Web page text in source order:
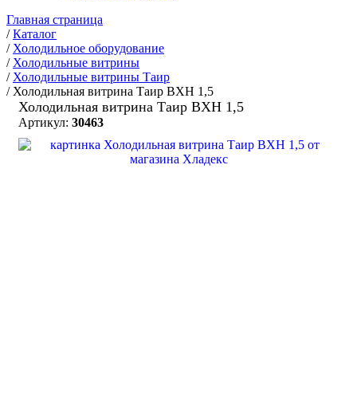
Главная страница
/Каталог
/ Холодильное оборудование
/ Холодильные витрины
/ Холодильные витрины Таир
/ Холодильная витрина Таир ВХН 1,5
Холодильная витрина Таир ВХН 1,5
Артикул: 30463